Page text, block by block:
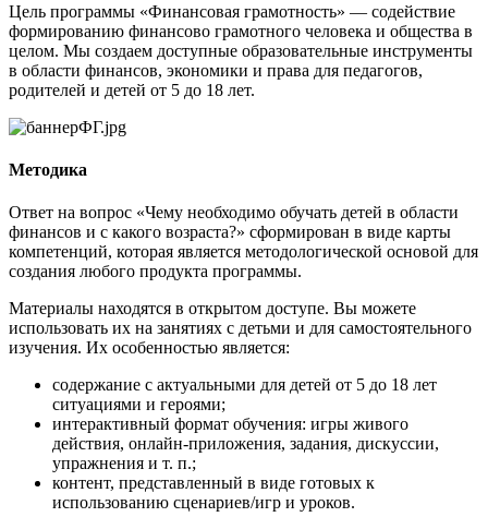
Цель программы «Финансовая грамотность» — содействие
формированию финансово грамотного человека и общества в
целом. Мы создаем доступные образовательные инструменты
в области финансов, экономики и права для педагогов,
родителей и детей от 5 до 18 лет.
Методика
Ответ на вопрос «Чему необходимо обучать детей в области
финансов и с какого возраста?» сформирован в виде карты
компетенций, которая является методологической основой для
создания любого продукта программы.
Материалы находятся в открытом доступе. Вы можете
использовать их на занятиях с детьми и для самостоятельного
изучения. Их особенностью является:
содержание с актуальными для детей от 5 до 18 лет
ситуациями и героями;
интерактивный формат обучения: игры живого
действия, онлайн-приложения, задания, дискуссии,
упражнения и т. п.;
контент, представленный в виде готовых к
использованию сценариев/игр и уроков.